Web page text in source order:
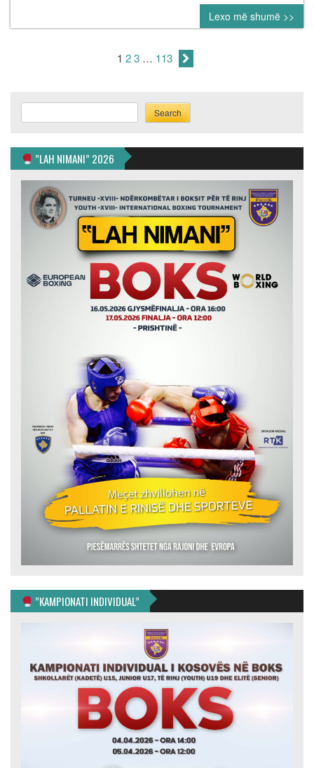
boksit
“Dita
e
Lexo më shumë >>
1 23 … 113
Search Search
”LAH NIMANI” 2026
”KAMPIONATI INDIVIDUAL”